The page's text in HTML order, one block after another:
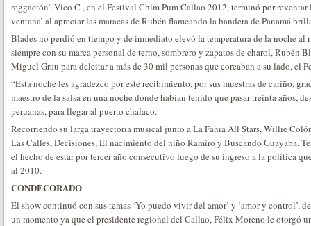
reggaetón’, Vico C , en el Festival Chim Pum Callao 2012, terminó por reventar
ventana’ al apreciar las maracas de Rubén flameando la bandera de Panamá
Blades no perdió en tiempo y de inmediato elevó la temperatura de la noche al
siempre con su marca personal de terno, sombrero y zapatos de charol, Rubén
Miguel Grau para deleitar a más de 30 mil personas que coreaban a su lado, el
“Esta noche les agradezco por este recibimiento, por sus muestras de cariño,
maestro de la salsa en una noche donde habían tenido que pasar treinta años,
peruanas, para llegar al puerto chalaco.
Recorriendo su larga trayectoria musical junto a La Fania All Stars, Willie
Las Calles, Decisiones, El nacimiento del niño Ramiro y Buscando Guayaba.
el hecho de estar por tercer año consecutivo luego de su ingreso a la política
al 2010.
CONDECORADO
El show continuó con sus temas ‘Yo puedo vivir del amor’ y ‘amor y control’,
un momento ya que el presidente regional del Callao, Félix Moreno le otorgó